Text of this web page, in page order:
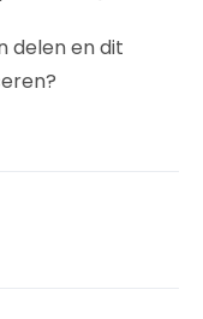
delen en dit